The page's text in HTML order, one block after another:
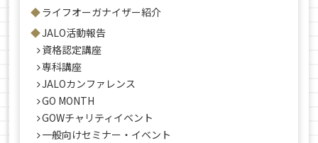
ライフオーガナイザー紹介
JALO活動報告
資格認定講座
専科講座
JALOカンファレンス
GO MONTH
GOWチャリティイベント
一般向けセミナー・イベント